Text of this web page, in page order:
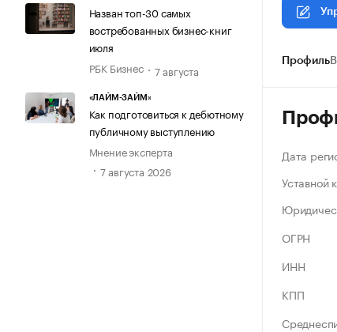
Назван топ-30 самых
востребованных бизнес-книг
июля
РБК Бизнес
7 августа
«ЛАЙМ-ЗАЙМ»
Как подготовиться к дебютному
публичному выступлению
Мнение эксперта
7 августа 2026
Профиль
Дата
Уставной
ОГРН
ИНН
КПП